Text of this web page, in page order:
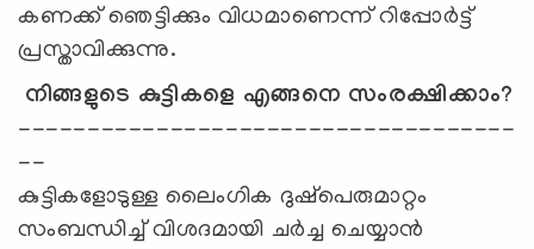
കണക്ക് ഞെട്ടിക്കും വിധമാണെന്ന് റിപ്പോർട്ട്‌
പ്രസ്താവിക്കുന്നു.
നിങ്ങളുടെ കുട്ടികളെ എങ്ങനെ സംരക്ഷിക്കാം?
------------------------------------
--
കുട്ടികളോടുള്ള ലൈംഗിക ദുഷ്‌പെരുമാറ്റം
സംബന്ധിച്ച് വിശദമായി ചർച്ച ചെയ്യാൻ